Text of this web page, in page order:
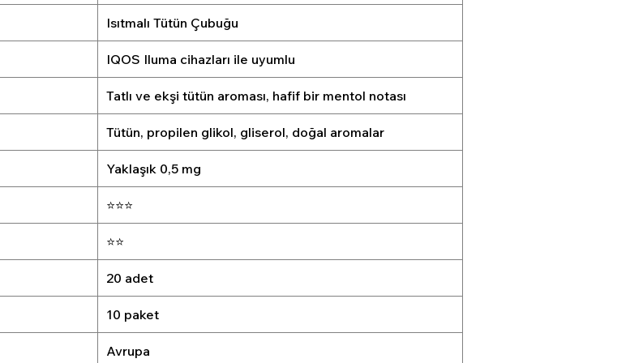
Isıtmalı Tütün Çubuğu
IQOS Iluma cihazları ile uyumlu
Tatlı ve ekşi tütün aroması, hafif bir mentol notası
Tütün, propilen glikol, gliserol, doğal aromalar
Yaklaşık 0,5 mg
⭐⭐⭐
⭐⭐
20 adet
10 paket
Avrupa